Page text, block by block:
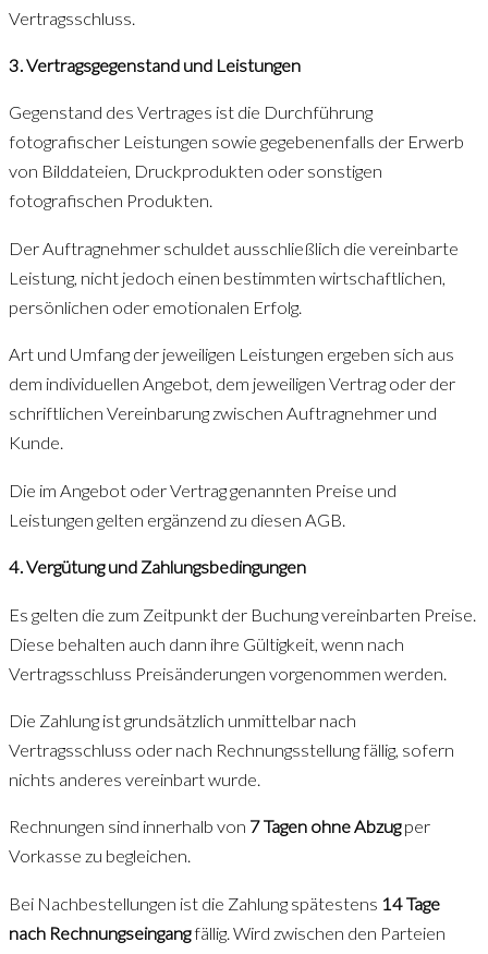
Vertragsschluss.
3. Vertragsgegenstand und Leistungen
Gegenstand des Vertrages ist die Durchführung
fotografischer Leistungen sowie gegebenenfalls der Erwerb
von Bilddateien, Druckprodukten oder sonstigen
fotografischen Produkten.
Der Auftragnehmer schuldet ausschließlich die vereinbarte
Leistung, nicht jedoch einen bestimmten wirtschaftlichen,
persönlichen oder emotionalen Erfolg.
Art und Umfang der jeweiligen Leistungen ergeben sich aus
dem individuellen Angebot, dem jeweiligen Vertrag oder der
schriftlichen Vereinbarung zwischen Auftragnehmer und
Kunde.
Die im Angebot oder Vertrag genannten Preise und
Leistungen gelten ergänzend zu diesen AGB.
4. Vergütung und Zahlungsbedingungen
Es gelten die zum Zeitpunkt der Buchung vereinbarten Preise.
Diese behalten auch dann ihre Gültigkeit, wenn nach
Vertragsschluss Preisänderungen vorgenommen werden.
Die Zahlung ist grundsätzlich unmittelbar nach
Vertragsschluss oder nach Rechnungsstellung fällig, sofern
nichts anderes vereinbart wurde.
Rechnungen sind innerhalb von 7 Tagen ohne Abzugper
Vorkasse zu begleichen.
Bei Nachbestellungen ist die Zahlung spätestens 14 Tage
nach Rechnungseingangfällig. Wird zwischen den Parteien